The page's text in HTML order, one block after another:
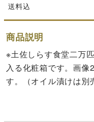
送料込
商品説明
※土佐しらす食堂二万
入る化粧箱です。画像
す。（オイル漬けは別